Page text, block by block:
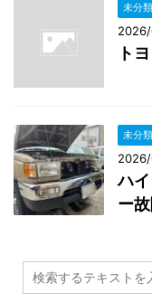
未分類
ト
未分類
ハ
ー